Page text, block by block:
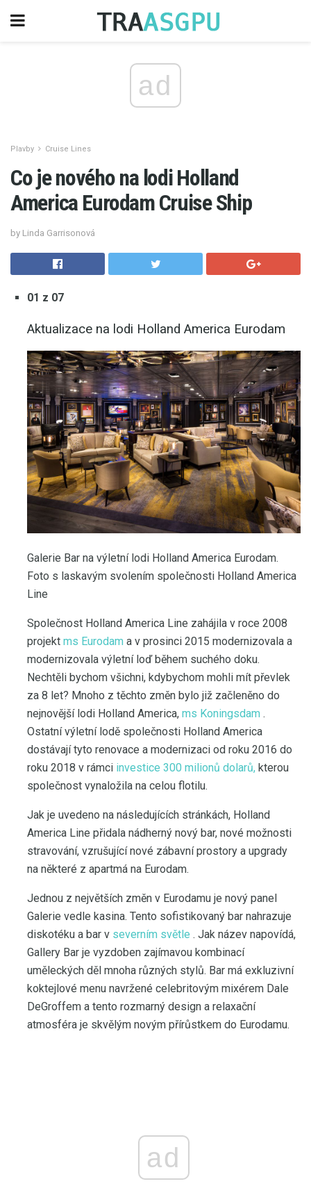
ad
Plavby Cruise Lines
Co je nového na lodi Holland
America Eurodam Cruise Ship
by Linda Garrisonová
01 z 07
Aktualizace na lodi Holland America Eurodam
Galerie Bar na výletní lodi Holland America Eurodam.
Foto s laskavým svolením společnosti Holland America
Line
Společnost Holland America Line zahájila v roce 2008
projekt ms Eurodam a v prosinci 2015 modernizovala a
modernizovala výletní loď během suchého doku.
Nechtěli bychom všichni, kdybychom mohli mít převlek
za 8 let? Mnoho z těchto změn bylo již začleněno do
nejnovější lodi Holland America, ms Koningsdam .
Ostatní výletní lodě společnosti Holland America
dostávají tyto renovace a modernizaci od roku 2016 do
roku 2018 v rámci investice 300 milionů dolarů, kterou
společnost vynaložila na celou flotilu.
Jak je uvedeno na následujících stránkách, Holland
America Line přidala nádherný nový bar, nové možnosti
stravování, vzrušující nové zábavní prostory a upgrady
na některé z apartmá na Eurodam.
Jednou z největších změn v Eurodamu je nový panel
Galerie vedle kasina. Tento sofistikovaný bar nahrazuje
diskotéku a bar v severním světle . Jak název napovídá,
Gallery Bar je vyzdoben zajímavou kombinací
uměleckých děl mnoha různých stylů. Bar má exkluzivní
koktejlové menu navržené celebritovým mixérem Dale
DeGroffem a tento rozmarný design a relaxační
atmosféra je skvělým novým přírůstkem do Eurodamu.
ad